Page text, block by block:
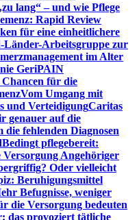
lang“ – und wie Pflege
Rapid Review
für eine einheitlichere
Arbeitsgruppe zur
im Alter
GeriPAIN
für die
Vom Umgang mit
und VerteidigungCaritas
genauer auf die
die fehlenden Diagnosen
Bedingt pflegebereit:
Versorgung Angehöriger
Oder vielleicht
Beruhigungsmittel
Befugnisse, weniger
die Versorgung bedeuten
das provoziert tätliche